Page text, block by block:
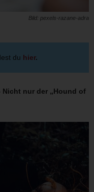
Bild: pexels-razane-adra
du hier.
Nicht nur der „Hound of